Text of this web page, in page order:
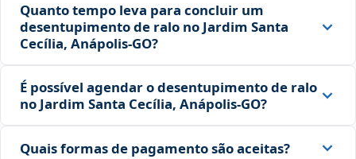
Quanto tempo leva para concluir um
desentupimento de ralo no Jardim Santa
Cecília, Anápolis‑GO?
É possível agendar o desentupimento de ralo
no Jardim Santa Cecília, Anápolis‑GO?
Quais formas de pagamento são aceitas?